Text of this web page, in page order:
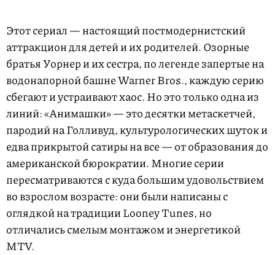
Этот сериал — настоящий постмодернистский
аттракцион для детей и их родителей. Озорные
братья Уорнер и их сестра, по легенде запертые на
водонапорной башне Warner Bros., каждую серию
сбегают и устраивают хаос. Но это только одна из
линий: «Анимашки» — это десятки метаскетчей,
пародий на Голливуд, культурологических шуток и
едва прикрытой сатиры на все — от образования до
американской бюрократии. Многие серии
пересматриваются с куда большим удовольствием
во взрослом возрасте: они были написаны с
оглядкой на традиции Looney Tunes, но
отличались смелым монтажом и энергетикой
MTV.